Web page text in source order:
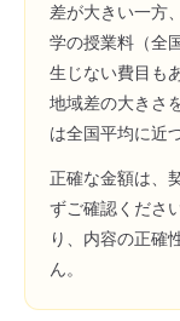
差が大きい一方
学の授業料（全
生じない費目も
地域差の大きさ
は全国平均に近
正確な金額は、
ずご確認くださ
り、内容の正確
ん。